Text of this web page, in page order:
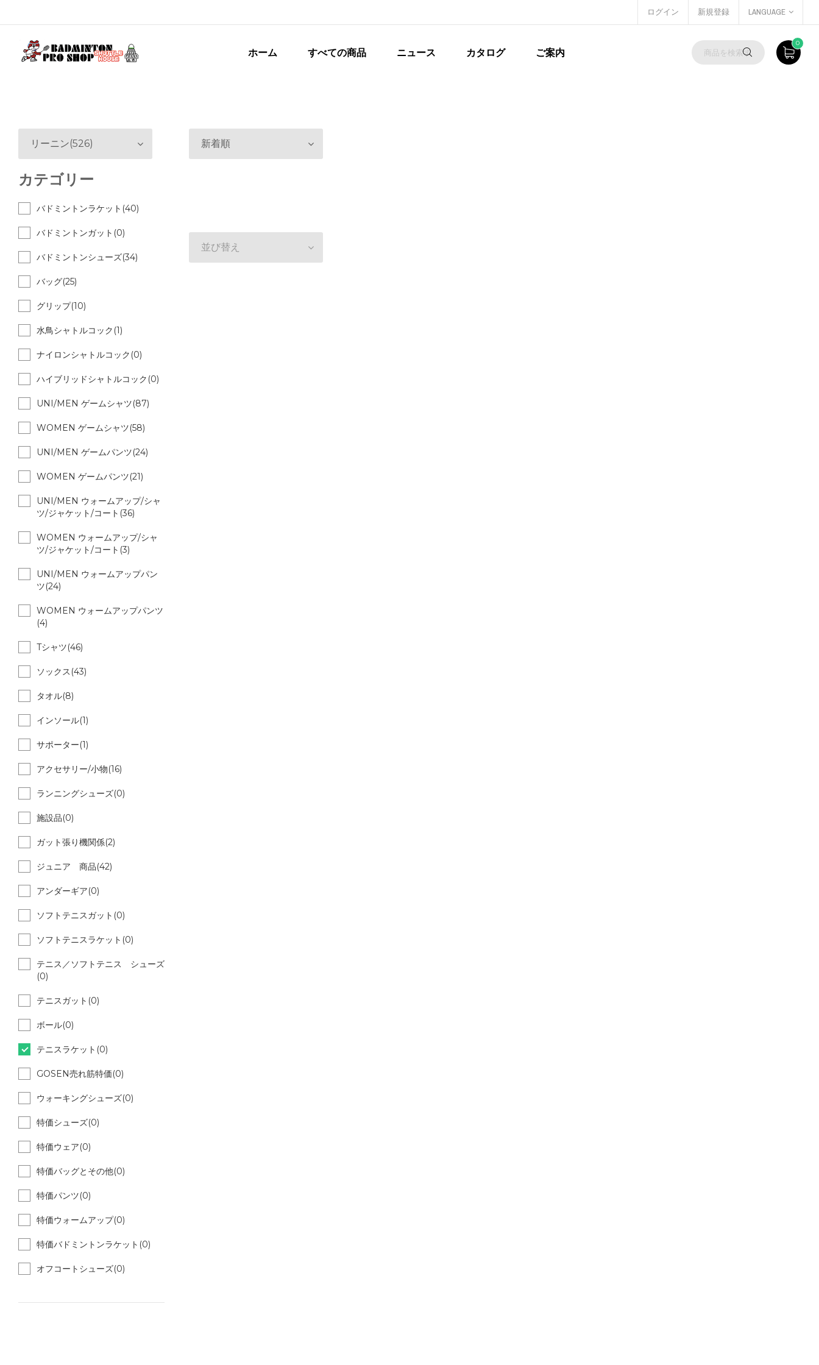
ログイン 新規登録 LANGUAGE
ホーム すべての商品 ニュース カタログ ご案内
0
新着順
並び替え
リーニン(526)
カテゴリー
バドミントンラケット(40)
バドミントンガット(0)
バドミントンシューズ(34)
バッグ(25)
グリップ(10)
水鳥シャトルコック(1)
ナイロンシャトルコック(0)
ハイブリッドシャトルコック(0)
UNI/MEN ゲームシャツ(87)
WOMEN ゲームシャツ(58)
UNI/MEN ゲームパンツ(24)
WOMEN ゲームパンツ(21)
UNI/MEN ウォームアップ/シャ
ツ/ジャケット/コート(36)
WOMEN ウォームアップ/シャ
ツ/ジャケット/コート(3)
UNI/MEN ウォームアップパン
ツ(24)
WOMEN ウォームアップパンツ
(4)
Tシャツ(46)
ソックス(43)
タオル(8)
インソール(1)
サポーター(1)
アクセサリー/小物(16)
ランニングシューズ(0)
施設品(0)
ガット張り機関係(2)
ジュニア 商品(42)
アンダーギア(0)
ソフトテニスガット(0)
ソフトテニスラケット(0)
テニス／ソフトテニス シューズ
(0)
テニスガット(0)
ボール(0)
テニスラケット(0)
GOSEN売れ筋特価(0)
ウォーキングシューズ(0)
特価シューズ(0)
特価ウェア(0)
特価バッグとその他(0)
特価パンツ(0)
特価ウォームアップ(0)
特価バドミントンラケット(0)
オフコートシューズ(0)